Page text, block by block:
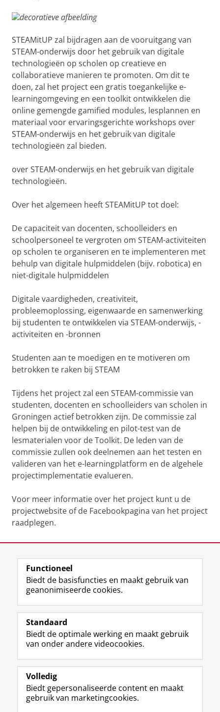
STEAMitUP zal bijdragen aan de vooruitgang van
STEAM-onderwijs door het gebruik van digitale
technologieën op scholen op creatieve en
collaboratieve manieren te promoten. Om dit te
doen, zal het project een gratis toegankelijke e-
learningomgeving en een toolkit ontwikkelen die
online gemengde gamified modules, lesplannen en
materiaal voor ervaringsgerichte workshops over
STEAM-onderwijs en het gebruik van digitale
technologieën zal bieden.
over STEAM-onderwijs en het gebruik van digitale
technologieën.
Over het algemeen heeft STEAMitUP tot doel:
De capaciteit van docenten, schoolleiders en
schoolpersoneel te vergroten om STEAM-activiteiten
op scholen te organiseren en te implementeren met
behulp van digitale hulpmiddelen (bijv. robotica) en
niet-digitale hulpmiddelen
Digitale vaardigheden, creativiteit,
probleemoplossing, eigenwaarde en samenwerking
bij studenten te ontwikkelen via STEAM-onderwijs, -
activiteiten en -bronnen
Studenten aan te moedigen en te motiveren om
betrokken te raken bij STEAM
Tijdens het project zal een STEAM-commissie van
studenten, docenten en schoolleiders van scholen in
Groningen actief betrokken zijn. De commissie zal
helpen bij de ontwikkeling en pilot-test van de
lesmaterialen voor de Toolkit. De leden van de
commissie zullen ook deelnemen aan het testen en
valideren van het e-learningplatform en de algehele
projectimplementatie evalueren.
Voor meer informatie over het project kunt u de
projectwebsite of de Facebookpagina van het project
raadplegen.
View this page in:English
Volg ons op
F
a
e
b
o
p
a
T
w
t
t
r
r
o
I
n
t
r
m
Y
o
T
e
k
Studiekiezers
Alumni
Over ons
Functioneel
Biedt de basisfuncties en maakt gebruik van
geanonimiseerde cookies.
Standaard
Biedt de optimale werking en maakt gebruik
van onder andere videocookies.
Volledig
Biedt gepersonaliseerde content en maakt
gebruik van marketingcookies.